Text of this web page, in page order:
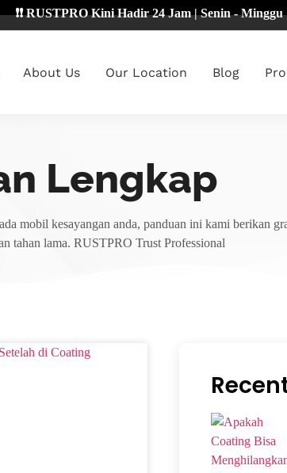
Kini Hadir 24 Jam | Senin - Minggu 🔴
About Us Our Location Blog
Lengkap
mobil kesayangan anda, panduan ini kami berikan
tahan lama. RUSTPRO Trust Professional